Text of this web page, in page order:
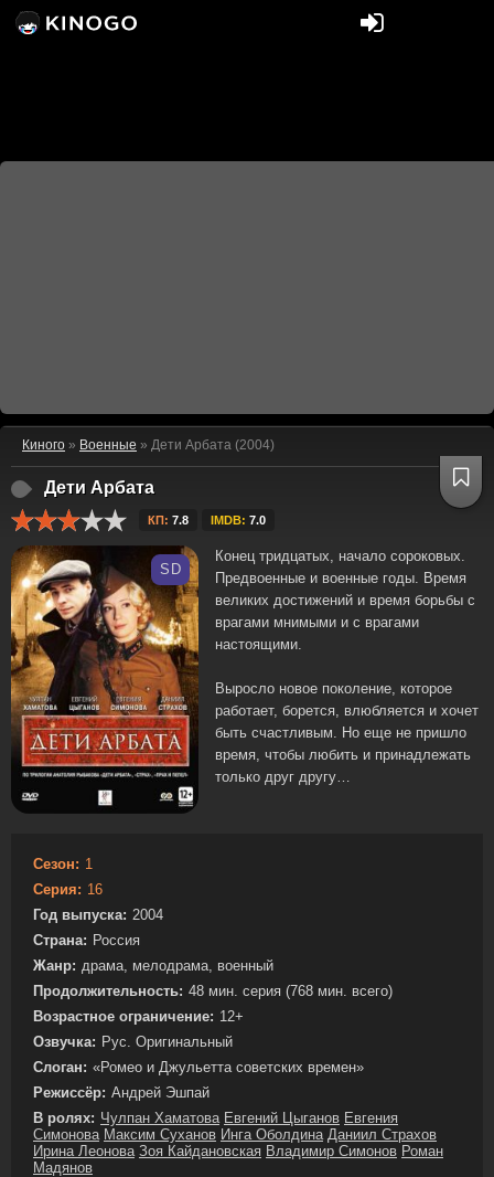
Киного » Военные » Дети Арбата (2004)
Дети Арбата
КП: 7.8 IMDB: 7.0
SD
Конец тридцатых, начало сороковых.
Предвоенные и военные годы. Время
великих достижений и время борьбы с
врагами мнимыми и с врагами
настоящими.
Выросло новое поколение, которое
работает, борется, влюбляется и хочет
быть счастливым. Но еще не пришло
время, чтобы любить и принадлежать
только друг другу…
Сезон: 1
Серия: 16
Год выпуска: 2004
Страна: Россия
Жанр: драма, мелодрама, военный
Продолжительность: 48 мин. серия (768 мин. всего)
Возрастное ограничение: 12+
Озвучка: Рус. Оригинальный
Слоган: «Ромео и Джульетта советских времен»
Режиссёр: Андрей Эшпай
В ролях: Чулпан Хаматова Евгений Цыганов Евгения
Симонова Максим Суханов Инга Оболдина Даниил Страхов
Ирина Леонова Зоя Кайдановская Владимир Симонов Роман
Мадянов